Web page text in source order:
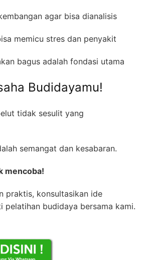
agar bisa dianalisis
memicu stres dan penyakit
bagus adalah fondasi utama
Budidayamu!
tidak sesulit yang
semangat dan kesabaran.
mencoba!
praktis, konsultasikan ide
pelatihan budidaya bersama kami.